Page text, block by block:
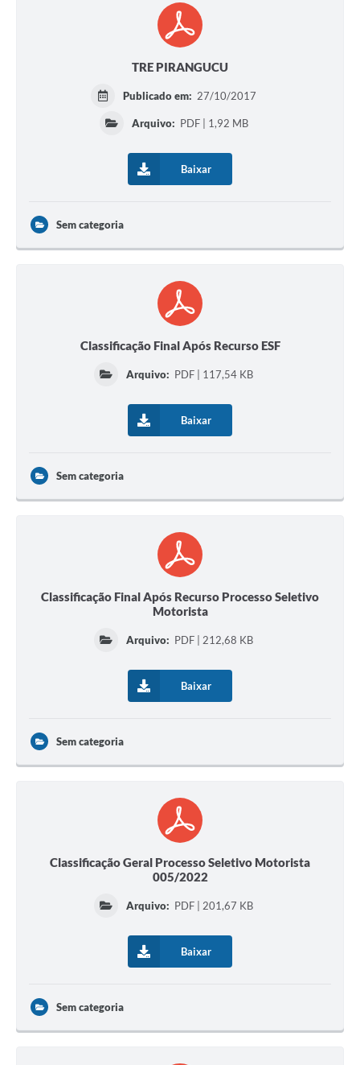
TRE PIRANGUCU
Publicado em: 27/10/2017
Arquivo: PDF | 1,92 MB
Baixar
Sem categoria
Classificação Final Após Recurso ESF
Arquivo: PDF | 117,54 KB
Baixar
Sem categoria
Classificação Final Após Recurso Processo Seletivo
Motorista
Arquivo: PDF | 212,68 KB
Baixar
Sem categoria
Classificação Geral Processo Seletivo Motorista
005/2022
Arquivo: PDF | 201,67 KB
Baixar
Sem categoria